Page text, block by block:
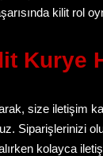
kilit rol
Kurye
size iletişim
Siparişlerinizi
kolayca